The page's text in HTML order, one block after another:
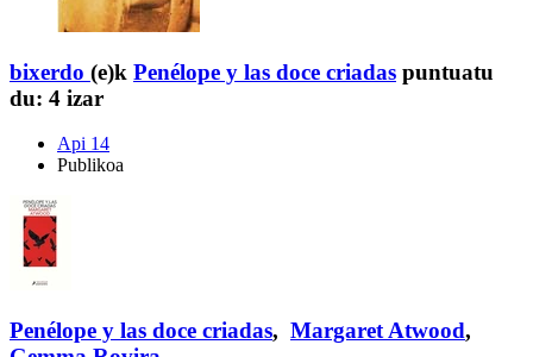
bixerdo (e)k Penélope y las doce criadas puntuatu
du: 4 izar
Api 14
Publikoa
Penélope y las doce criadas, Margaret Atwood,